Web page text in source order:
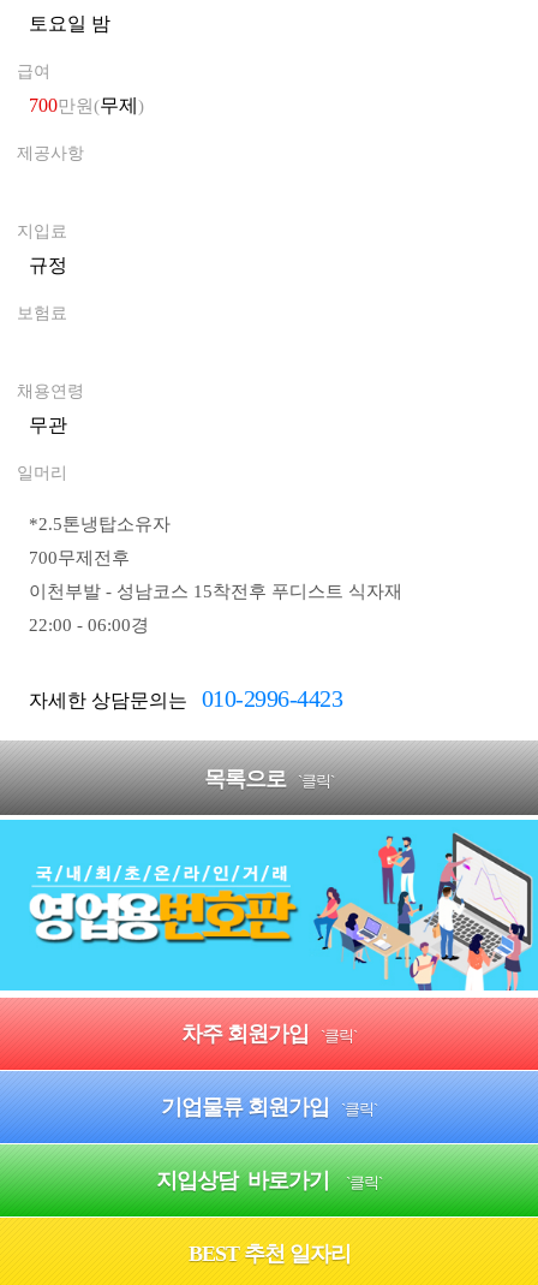
토요일 밤0
급여
700만원(무제 )
제공사항
지입료
규정
보험료
채용연령
무관
일머리
*2.5톤냉탑소유자
700무제전후
이천부발 - 성남코스 15착전후 푸디스트 식자재
22:00 - 06:00경
자세한 상담문의는 010-2996-4423
목록으로 `클릭`
차주 회원가입 `클릭`
기업물류 회원가입 `클릭`
지입상담 바로가기 `클릭`
BEST 추천 일자리